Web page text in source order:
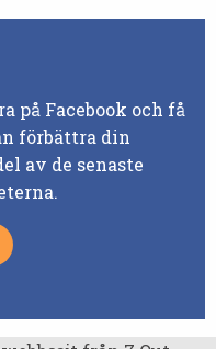
på Facebook och få
förbättra din
av de senaste